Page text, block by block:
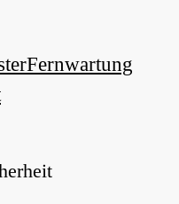
Fernwartung